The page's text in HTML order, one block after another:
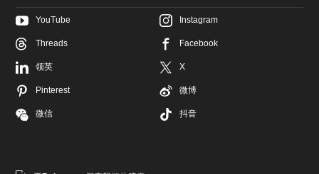
跳
主
内
容
至
尾
YouTube Instagram
Threads Facebook
领英 X
Pinterest 微博
微信 抖音